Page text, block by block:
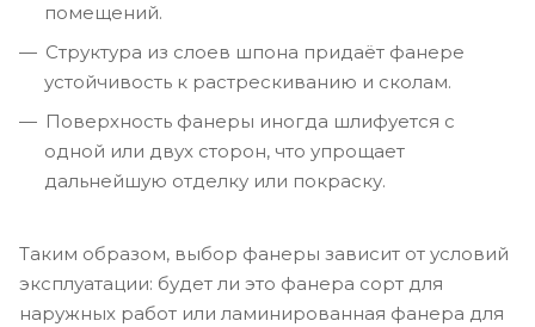
помещений.
Структура из слоев шпона придаёт фанере
устойчивость к растрескиванию и сколам.
Поверхность фанеры иногда шлифуется с
одной или двух сторон, что упрощает
дальнейшую отделку или покраску.
Таким образом, выбор фанеры зависит от условий
эксплуатации: будет ли это фанера сорт для
наружных работ или ламинированная фанера для